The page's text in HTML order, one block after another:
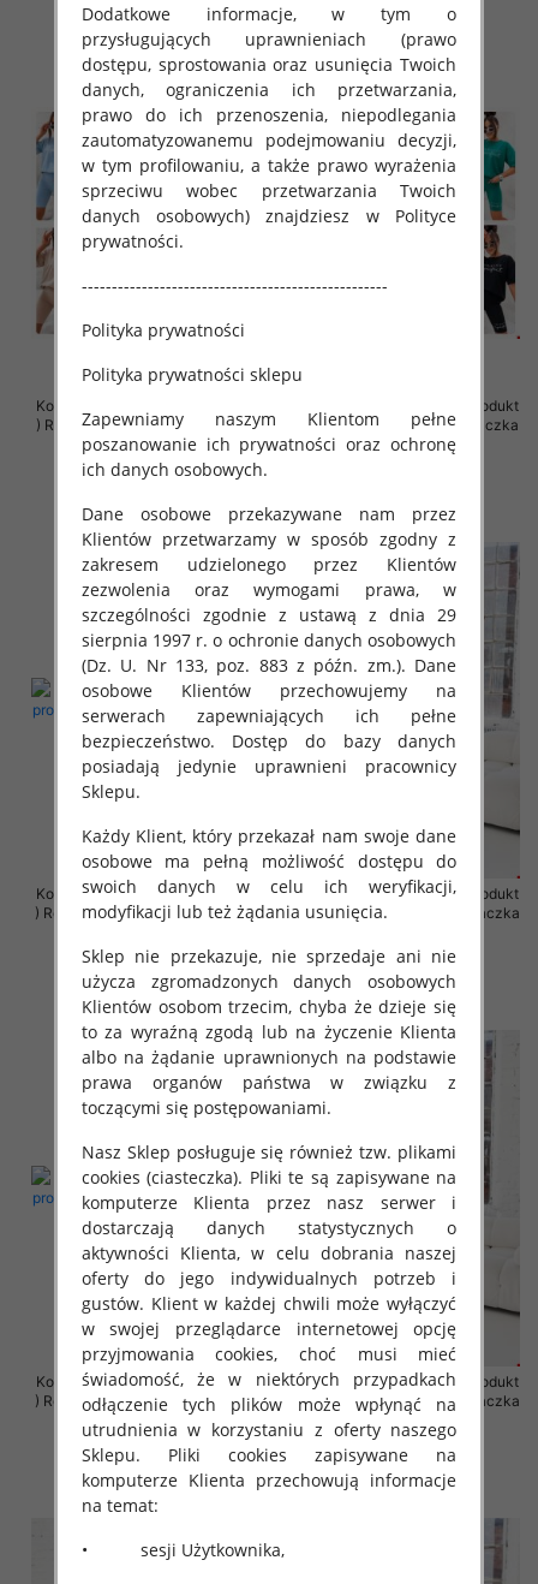
szczegóły szczegóły
Komplet damskie (Polska produkt
) Roz Standard, Mix Kolor Paczka
5 szt
42.00 zł
szczegóły
Komplet damskie (Polska produkt
) Roz Standard, Mix Kolor Paczka
5 szt
szczegóły
Komplet damskie (Polska produkt
) Roz 2XL-4XL , Mix Kolor Paczka
68.00 zł
szczegóły
Komplet damskie (Polska produkt
) Roz 2XL-4XL , Mix Kolor Paczka
68.00 zł
szczegóły
Komplet damskie (Polska produkt
) Roz 2XL-4XL , Mix Kolor Paczka
4 szt
68.00 zł
szczegóły
Komplet damskie (Polska produkt
) Roz 2XL-4XL , Mix Kolor Paczka
4 szt
68.00 zł
szczegóły
Dodatkowe informacje, w tym o
przysługujących uprawnieniach (prawo
dostępu, sprostowania oraz usunięcia Twoich
danych, ograniczenia ich przetwarzania,
prawo do ich przenoszenia, niepodlegania
zautomatyzowanemu podejmowaniu decyzji,
w tym profilowaniu, a także prawo wyrażenia
sprzeciwu wobec przetwarzania Twoich
danych osobowych) znajdziesz w Polityce
prywatności.
---------------------------------------------------
Polityka prywatności
Polityka prywatności sklepu
Zapewniamy naszym Klientom pełne
poszanowanie ich prywatności oraz ochronę
ich danych osobowych.
Dane osobowe przekazywane nam przez
Klientów przetwarzamy w sposób zgodny z
zakresem udzielonego przez Klientów
zezwolenia oraz wymogami prawa, w
szczególności zgodnie z ustawą z dnia 29
sierpnia 1997 r. o ochronie danych osobowych
(Dz. U. Nr 133, poz. 883 z późn. zm.). Dane
osobowe Klientów przechowujemy na
serwerach zapewniających ich pełne
bezpieczeństwo. Dostęp do bazy danych
posiadają jedynie uprawnieni pracownicy
Sklepu.
Każdy Klient, który przekazał nam swoje dane
osobowe ma pełną możliwość dostępu do
swoich danych w celu ich weryfikacji,
modyfikacji lub też żądania usunięcia.
Sklep nie przekazuje, nie sprzedaje ani nie
użycza zgromadzonych danych osobowych
Klientów osobom trzecim, chyba że dzieje się
to za wyraźną zgodą lub na życzenie Klienta
albo na żądanie uprawnionych na podstawie
prawa organów państwa w związku z
toczącymi się postępowaniami.
Nasz Sklep posługuje się również tzw. plikami
cookies (ciasteczka). Pliki te są zapisywane na
komputerze Klienta przez nasz serwer i
dostarczają danych statystycznych o
aktywności Klienta, w celu dobrania naszej
oferty do jego indywidualnych potrzeb i
gustów. Klient w każdej chwili może wyłączyć
w swojej przeglądarce internetowej opcję
przyjmowania cookies, choć musi mieć
świadomość, że w niektórych przypadkach
odłączenie tych plików może wpłynąć na
utrudnienia w korzystaniu z oferty naszego
Sklepu. Pliki cookies zapisywane na
komputerze Klienta przechowują informacje
na temat:
• sesji Użytkownika,